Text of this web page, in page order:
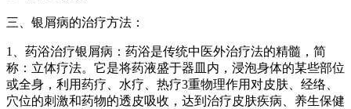
三、银屑病的治疗方法：
1、药浴治疗银屑病：药浴是传统中医外治疗法的精髓，简
称：立体疗法。它是将药液盛于器皿内，浸泡身体的某些部位
或全身，利用药疗、水疗、热疗3重物理作用对皮肤、经络、
穴位的刺激和药物的透皮吸收，达到治疗皮肤疾病、养生保健